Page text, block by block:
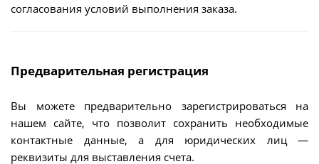
согласования условий выполнения заказа.
Предварительная регистрация
Вы можете предварительно зарегистрироваться на
нашем сайте, что позволит сохранить необходимые
контактные данные, а для юридических лиц —
реквизиты для выставления счета.